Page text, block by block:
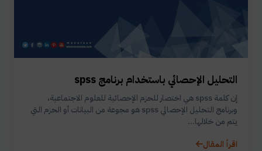
التحليل الإحصائي باستخدام برنامج spss
إن كلمة spss هي اختصار للحزم الإحصائية للعلوم الاجتماعية،
وبرنامج التحليل الإحصائي spss هو مجوعة من البيانات أو الحزم التي
يتم من خلالها...
اقرأ المقال